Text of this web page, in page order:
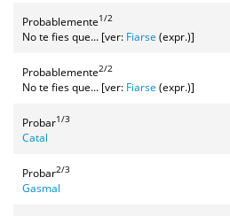
Probablemente1/2
No te fies que... [ver: Fiarse (expr.)]
Probablemente2/2
No te fies que... [ver: Fiarse (expr.)]
Probar1/3
Catal
Probar2/3
Gasmal